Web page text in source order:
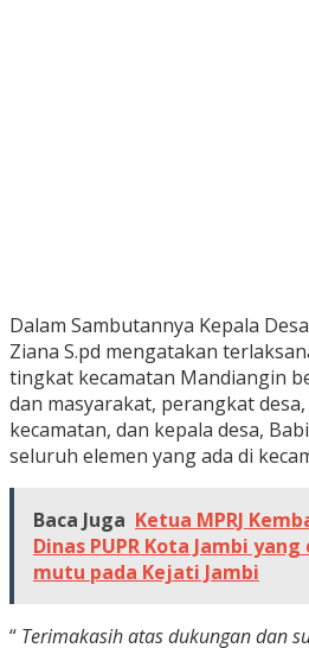
Dalam Sambutannya Kepala
Ziana S.pd mengatakan
tingkat kecamatan Mandiangin
dan masyarakat, perangkat
kecamatan, dan kepala desa,
seluruh elemen yang ada di
Baca Juga Ketua MPRJ
Dinas PUPR Kota Jambi
mutu pada Kejati Jambi
“ Terimakasih atas dukungan dan